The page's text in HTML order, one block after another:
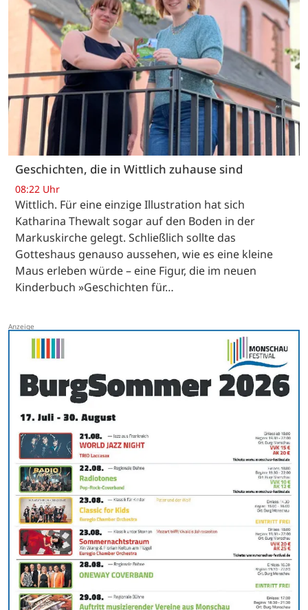
Geschichten, die in Wittlich zuhause sind
08:22 Uhr
Wittlich. Für eine einzige Illustration hat sich
Katharina Thewalt sogar auf den Boden in der
Markuskirche gelegt. Schließlich sollte das
Gotteshaus genauso aussehen, wie es eine kleine
Maus erleben würde – eine Figur, die im neuen
Kinderbuch »Geschichten für…